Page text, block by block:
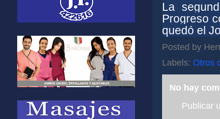
La
Progreso
quedó el
Posted by
Labels: Otros
No hay
Publicar